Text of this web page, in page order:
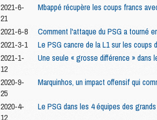
2021-6-
21
Mbappé récupère les coups francs
2021-6-8
Comment l'attaque du PSG a tourné
2021-3-1
Le PSG cancre de la L1 sur les coups
2021-1-
12
Une seule « grosse différence »
2020-9-
25
Marquinhos, un impact offensif qui
2020-4-
12
Le PSG dans les 4 équipes des